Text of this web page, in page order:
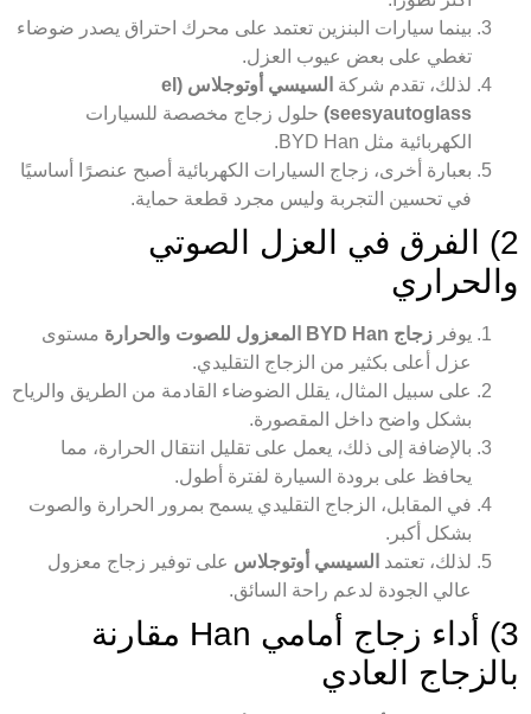
بينما سيارات البنزين تعتمد على محرك احتراق يصدر ضوضاء
تغطي على بعض عيوب العزل.
لذلك، تقدم شركة
السيسي أوتوجلاس (el
seesyautoglass) حلول زجاج مخصصة للسيارات
الكهربائية مثل BYD Han.
بعبارة أخرى، زجاج السيارات الكهربائية أصبح عنصرًا أساسيًا
في تحسين التجربة وليس مجرد قطعة حماية.
2) الفرق في العزل الصوتي
والحراري
يوفر زجاج BYD Han المعزول للصوت والحرارة
مستوى
عزل أعلى بكثير من الزجاج التقليدي.
على سبيل المثال، يقلل الضوضاء القادمة من الطريق والرياح
بشكل واضح داخل المقصورة.
بالإضافة إلى ذلك، يعمل على تقليل انتقال الحرارة، مما
يحافظ على برودة السيارة لفترة أطول.
في المقابل، الزجاج التقليدي يسمح بمرور الحرارة والصوت
بشكل أكبر.
لذلك، تعتمد السيسي أوتوجلاس على توفير زجاج معزول
عالي الجودة لدعم راحة السائق.
3) أداء زجاج أمامي Han مقارنة
بالزجاج العادي